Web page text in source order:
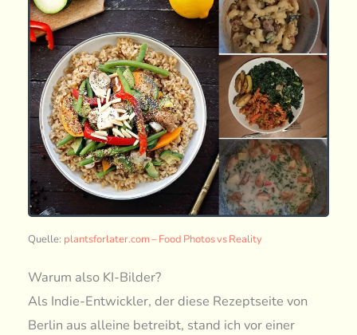
Quelle: plantsforlater.com – Food Photos vs Reality
Warum also KI-Bilder?
Als Indie-Entwickler, der diese Rezeptseite von
Berlin aus alleine betreibt, stand ich vor einer